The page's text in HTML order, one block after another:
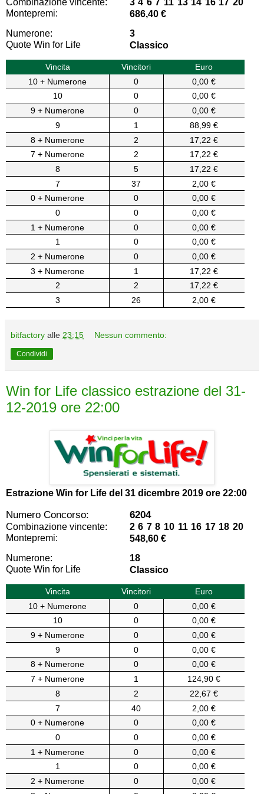
Montepremi:
686,40 €
Numerone:
3
Quote Win for Life
Classico
Vincita Vincitori
Euro
10 + Numerone
0
0,00 €
10
0
0,00 €
9 + Numerone
0
0,00 €
9
1
88,99 €
8 + Numerone
2
17,22 €
7 + Numerone
2
17,22 €
8
5
17,22 €
7
37
2,00 €
0 + Numerone
0
0,00 €
0
0
0,00 €
1 + Numerone
0
0,00 €
1
0
0,00 €
2 + Numerone
0
0,00 €
3 + Numerone
1
17,22 €
2
2
17,22 €
3
26 2,00 €
bitfactory alle 23:15 Nessun commento:
Condividi
Win for Life classico estrazione del 31-
12-2019 ore 22:00
Estrazione Win for Life del 31 dicembre 2019 ore 22:00
Numero Concorso: 6204
Combinazione vincente:
2 6 7 8 10 11 16 17 18 20
Montepremi:
548,60 €
Numerone:
18
Quote Win for Life
Classico
Vincita Vincitori
Euro
10 + Numerone
0
0,00 €
10
0
0,00 €
9 + Numerone
0
0,00 €
9
0
0,00 €
8 + Numerone
0
0,00 €
7 + Numerone
1
124,90 €
8
2
22,67 €
7
40
2,00 €
0 + Numerone
0
0,00 €
0
0
0,00 €
1 + Numerone
0
0,00 €
1
0
0,00 €
2 + Numerone
0
0,00 €